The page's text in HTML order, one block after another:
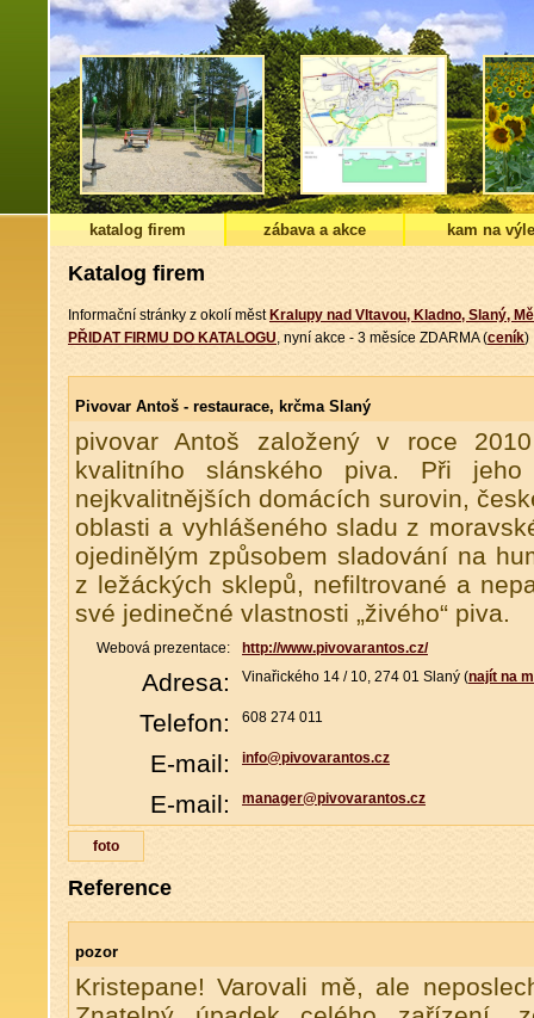
katalog firem zábava a akce kam na
Katalog firem
Informační stránky z okolí měst Kralupy nad Vltavou, Kladno, Slaný,
PŘIDAT FIRMU DO KATALOGU, nyní akce - 3 měsíce ZDARMA (ceník)
Pivovar Antoš - restaurace, krčma Slaný
pivovar Antoš založený v roce
kvalitního slánského piva. Při
nejkvalitnějších domácích surovin,
oblasti a vyhlášeného sladu z
ojedinělým způsobem sladování na
z ležáckých sklepů, nefiltrované a
své jedinečné vlastnosti „živého“ piva.
Webová prezentace: http://www.pivovarantos.cz/
Adresa: Vinařického 14 / 10, 274 01 Slaný (najít na
Telefon: 608 274 011
E-mail: info@pivovarantos.cz
E-mail: manager@pivovarantos.cz
foto
Reference
pozor
Kristepane! Varovali mě, ale